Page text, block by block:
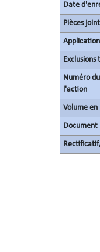
Date
Pièces
Numéro
l'action
Volume en
Document